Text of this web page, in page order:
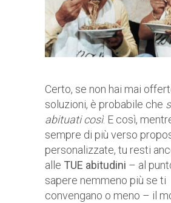
Certo, se non hai mai
soluzioni, è probabile che
abituati così. E così,
sempre di più verso
personalizzate, tu resti
alle TUE abitudini – al
sapere nemmeno più se ti
convengano o meno – il